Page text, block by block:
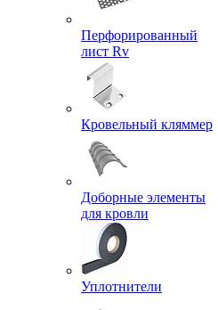
Перфорированный
лист Rv
Кровельный кляммер
Доборные элементы
для кровли
Уплотнители